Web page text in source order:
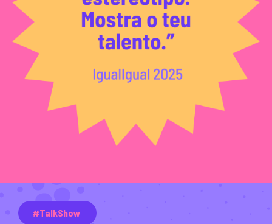
#TalkShow